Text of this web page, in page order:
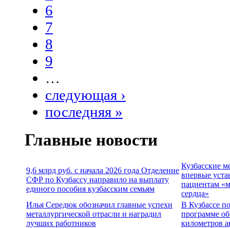
6
7
8
9
…
следующая ›
последняя »
Главные новости
9,6 млрд руб. с начала 2026 года Отделение
СФР по Кузбассу направило на выплату
единого пособия кузбасским семьям
Кузбасские
впервые
пациентам
сердца»
Илья Середюк обозначил главные успехи
металлургической отрасли и наградил
лучших работников
В Кузбассе
программе
километров